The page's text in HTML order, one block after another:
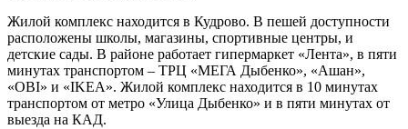
Жилой комплекс находится в Кудрово. В пешей доступности
расположены школы, магазины, спортивные центры, и
детские сады. В районе работает гипермаркет «Лента», в пяти
минутах транспортом – ТРЦ «МЕГА Дыбенко», «Ашан»,
«OBI» и «IKEA». Жилой комплекс находится в 10 минутах
транспортом от метро «Улица Дыбенко» и в пяти минутах от
выезда на КАД.